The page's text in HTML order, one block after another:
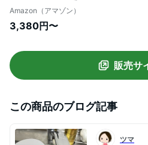
Amazon（アマゾン）
3,380円〜
販売サ
この商品のブログ記事
ツマ